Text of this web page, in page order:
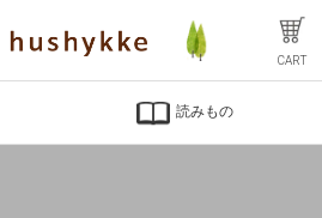
CART
読みもの